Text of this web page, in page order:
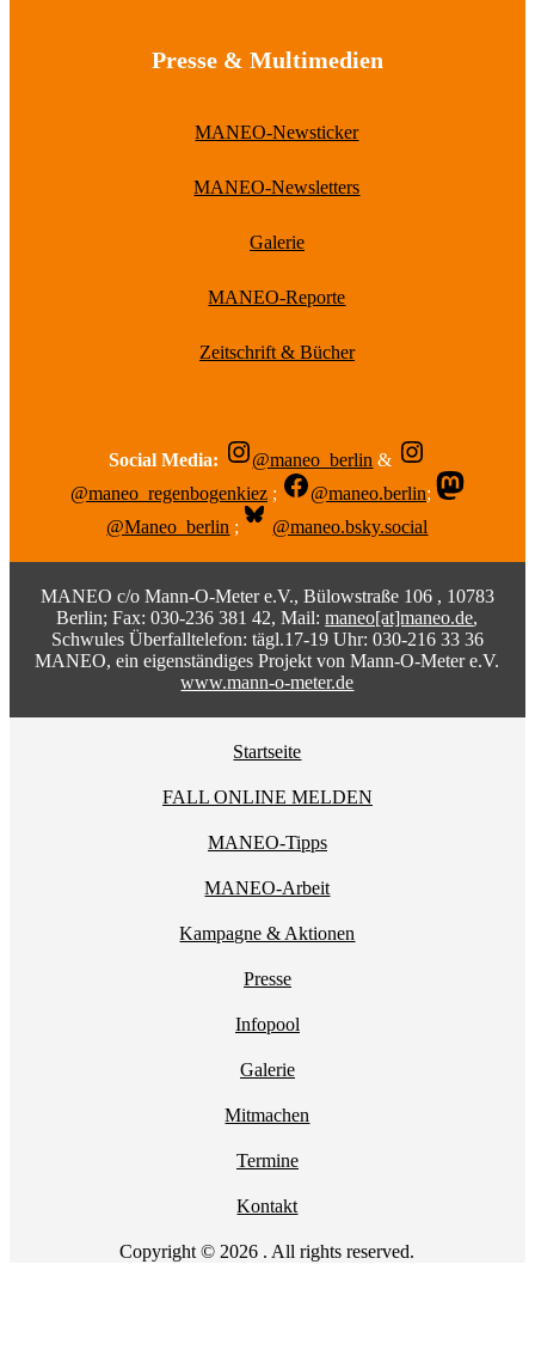
Presse & Multimedien
MANEO-Newsticker
MANEO-Newsletters
Galerie
MANEO-Reporte
Zeitschrift & Bücher
Social Media: @maneo_berlin &
@maneo_regenbogenkiez ; @maneo.berlin;
@Maneo_berlin ; @maneo.bsky.social
MANEO c/o Mann-O-Meter e.V., Bülowstraße 106 , 10783
Berlin; Fax: 030-236 381 42, Mail:maneo[at]maneo.de,
Schwules Überfalltelefon: tägl.17-19 Uhr: 030-216 33 36
MANEO, ein eigenständiges Projekt von Mann-O-Meter e.V.
www.mann-o-meter.de
Startseite
FALL ONLINE MELDEN
MANEO-Tipps
MANEO-Arbeit
Kampagne & Aktionen
Presse
Infopool
Galerie
Mitmachen
Termine
Kontakt
Copyright © 2026 . All rights reserved.